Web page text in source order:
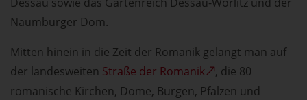
Naumburger Dom.
Mitten hinein in die Zeit der Romanik gelangt man auf
der landesweiten Straße der Romanik
, die 80
romanische Kirchen, Dome, Burgen, Pfalzen und